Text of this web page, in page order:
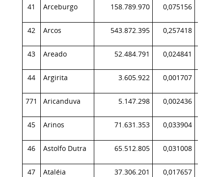
41 Arceburgo 158.789.970 0,075156
42 Arcos 543.872.395 0,257418
43 Areado 52.484.791 0,024841
44 Argirita 3.605.922 0,001707
771 Aricanduva 5.147.298 0,002436
45 Arinos 71.631.353 0,033904
46 Astolfo Dutra 65.512.805 0,031008
47 Ataléia 37.306.201 0,017657